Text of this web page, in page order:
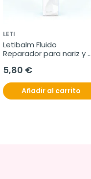
LETI
Letibalm Fluido
Reparador para nariz y
5,80 €
Añadir al carrito